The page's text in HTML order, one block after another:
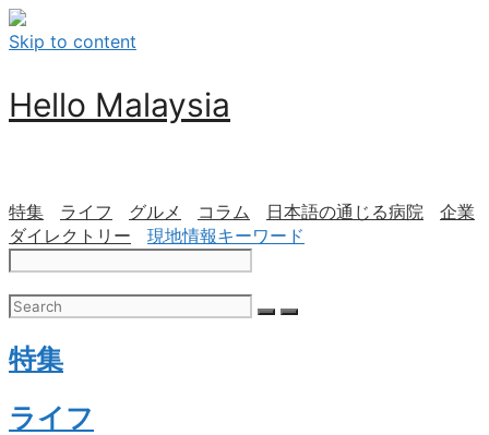
Skip to content
Hello Malaysia
特集 ライフ グルメ コラム 日本語の通じる病院
企業
ダイレクトリー
現地情報キーワード
特集
ライフ